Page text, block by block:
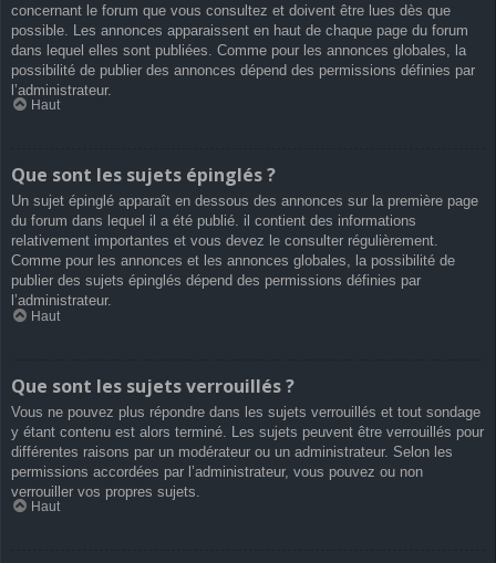
concernant le forum que vous consultez et doivent être lues dès que
possible. Les annonces apparaissent en haut de chaque page du forum
dans lequel elles sont publiées. Comme pour les annonces globales, la
possibilité de publier des annonces dépend des permissions définies par
l’administrateur.
Haut
Que sont les sujets épinglés ?
Un sujet épinglé apparaît en dessous des annonces sur la première page
du forum dans lequel il a été publié. il contient des informations
relativement importantes et vous devez le consulter régulièrement.
Comme pour les annonces et les annonces globales, la possibilité de
publier des sujets épinglés dépend des permissions définies par
l’administrateur.
Haut
Que sont les sujets verrouillés ?
Vous ne pouvez plus répondre dans les sujets verrouillés et tout sondage
y étant contenu est alors terminé. Les sujets peuvent être verrouillés pour
différentes raisons par un modérateur ou un administrateur. Selon les
permissions accordées par l’administrateur, vous pouvez ou non
verrouiller vos propres sujets.
Haut